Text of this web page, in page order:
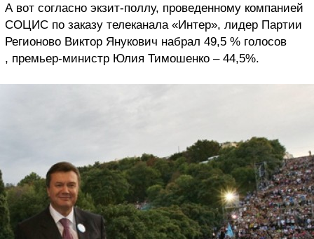
А вот согласно экзит-поллу, проведенному компанией
СОЦИС по заказу телеканала «Интер», лидер Партии
Регионово Виктор Янукович набрал 49,5 % голосов
, премьер-министр Юлия Тимошенко – 44,5%.